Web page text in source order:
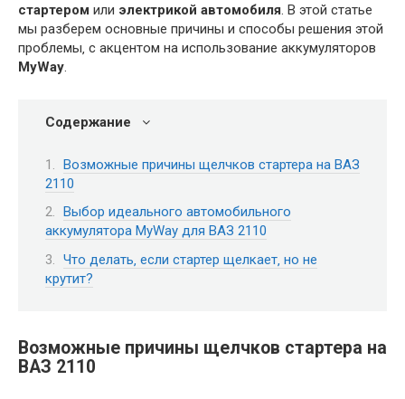
стартером или электрикой автомобиля. В этой статье
мы разберем основные причины и способы решения этой
проблемы‚ с акцентом на использование аккумуляторов
MyWay.
Содержание
Возможные причины щелчков стартера на ВАЗ
2110
Выбор идеального автомобильного
аккумулятора MyWay для ВАЗ 2110
Что делать‚ если стартер щелкает‚ но не
крутит?
Возможные причины щелчков стартера на
ВАЗ 2110